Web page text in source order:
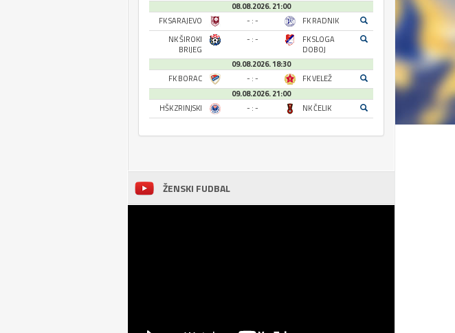
08.08.2026. 21:00
FK SARAJEVO
- : -
FK RADNIK
NK ŠIROKI
BRIJEG
- : -
FK SLOGA
DOBOJ
09.08.2026. 18:30
FK BORAC
- : -
FK VELEŽ
09.08.2026. 21:00
HŠK ZRINJSKI
- : - NK ČELIK
ŽENSKI FUDBAL